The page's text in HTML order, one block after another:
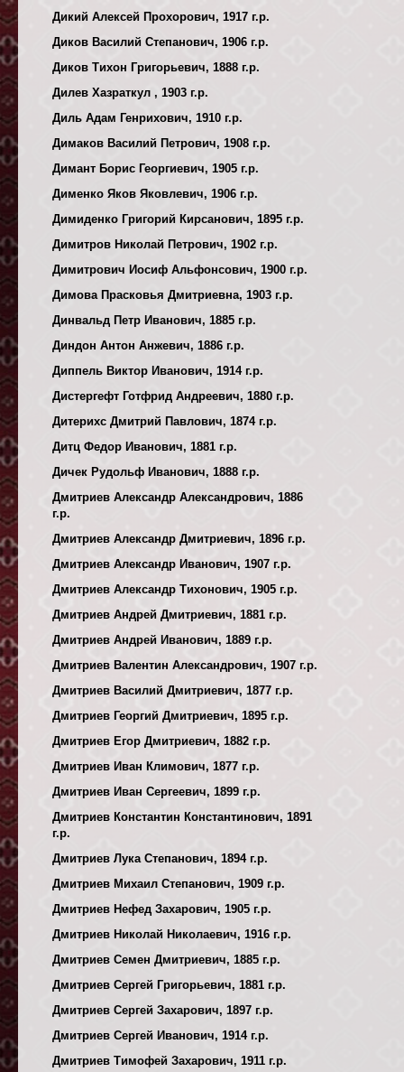
Дикий Алексей Прохорович, 1917 г.р.
Диков Василий Степанович, 1906 г.р.
Диков Тихон Григорьевич, 1888 г.р.
Дилев Хазраткул , 1903 г.р.
Диль Адам Генрихович, 1910 г.р.
Димаков Василий Петрович, 1908 г.р.
Димант Борис Георгиевич, 1905 г.р.
Дименко Яков Яковлевич, 1906 г.р.
Димиденко Григорий Кирсанович, 1895 г.р.
Димитров Николай Петрович, 1902 г.р.
Димитрович Иосиф Альфонсович, 1900 г.р.
Димова Прасковья Дмитриевна, 1903 г.р.
Динвальд Петр Иванович, 1885 г.р.
Диндон Антон Анжевич, 1886 г.р.
Диппель Виктор Иванович, 1914 г.р.
Дистергефт Готфрид Андреевич, 1880 г.р.
Дитерихс Дмитрий Павлович, 1874 г.р.
Дитц Федор Иванович, 1881 г.р.
Дичек Рудольф Иванович, 1888 г.р.
Дмитриев Александр Александрович, 1886
г.р.
Дмитриев Александр Дмитриевич, 1896 г.р.
Дмитриев Александр Иванович, 1907 г.р.
Дмитриев Александр Тихонович, 1905 г.р.
Дмитриев Андрей Дмитриевич, 1881 г.р.
Дмитриев Андрей Иванович, 1889 г.р.
Дмитриев Валентин Александрович, 1907 г.р.
Дмитриев Василий Дмитриевич, 1877 г.р.
Дмитриев Георгий Дмитриевич, 1895 г.р.
Дмитриев Егор Дмитриевич, 1882 г.р.
Дмитриев Иван Климович, 1877 г.р.
Дмитриев Иван Сергеевич, 1899 г.р.
Дмитриев Константин Константинович, 1891
г.р.
Дмитриев Лука Степанович, 1894 г.р.
Дмитриев Михаил Степанович, 1909 г.р.
Дмитриев Нефед Захарович, 1905 г.р.
Дмитриев Николай Николаевич, 1916 г.р.
Дмитриев Семен Дмитриевич, 1885 г.р.
Дмитриев Сергей Григорьевич, 1881 г.р.
Дмитриев Сергей Захарович, 1897 г.р.
Дмитриев Сергей Иванович, 1914 г.р.
Дмитриев Тимофей Захарович, 1911 г.р.